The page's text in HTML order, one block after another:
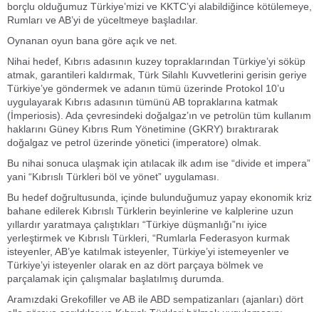
borçlu olduğumuz Türkiye’mizi ve KKTC’yi alabildiğince kötülemeye,
Rumları ve AB’yi de yüceltmeye başladılar.
Oynanan oyun bana göre açık ve net.
Nihai hedef, Kıbrıs adasının kuzey topraklarından Türkiye’yi söküp
atmak, garantileri kaldırmak, Türk Silahlı Kuvvetlerini gerisin geriye
Türkiye’ye göndermek ve adanın tümü üzerinde Protokol 10’u
uygulayarak Kıbrıs adasının tümünü AB topraklarına katmak
(İmperiosis). Ada çevresindeki doğalgaz’ın ve petrolün tüm kullanım
haklarını Güney Kıbrıs Rum Yönetimine (GKRY) bıraktırarak
doğalgaz ve petrol üzerinde yönetici (imperatore) olmak.
Bu nihai sonuca ulaşmak için atılacak ilk adım ise “divide et impera”
yani “Kıbrıslı Türkleri böl ve yönet” uygulaması.
Bu hedef doğrultusunda, içinde bulunduğumuz yapay ekonomik kriz
bahane edilerek Kıbrıslı Türklerin beyinlerine ve kalplerine uzun
yıllardır yaratmaya çalıştıkları “Türkiye düşmanlığı”nı iyice
yerleştirmek ve Kıbrıslı Türkleri, “Rumlarla Federasyon kurmak
isteyenler, AB’ye katılmak isteyenler, Türkiye’yi istemeyenler ve
Türkiye’yi isteyenler olarak en az dört parçaya bölmek ve
parçalamak için çalışmalar başlatılmış durumda.
Aramızdaki Grekofiller ve AB ile ABD sempatizanları (ajanları) dört